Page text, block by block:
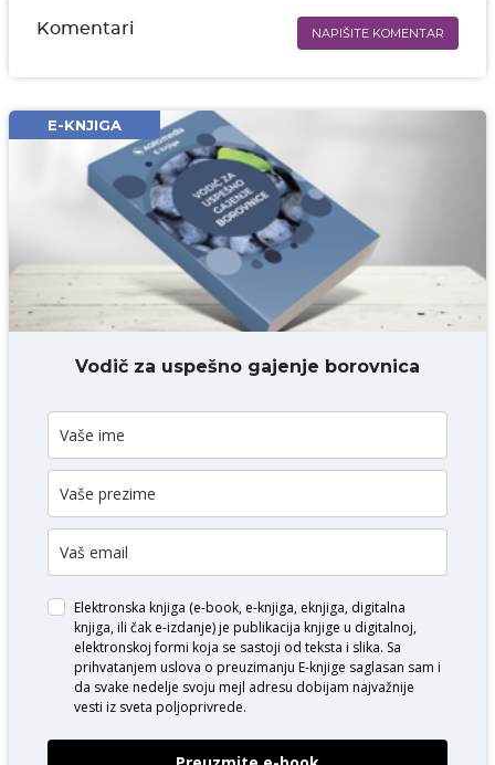
Komentari NAPIŠITE KOMENTAR
Email* obavezno
Komentar* obavezno
DODAJ KOMENTAR
E-KNJIGA
Vodič za uspešno gajenje borovnica
Elektronska knjiga (e-book, e-knjiga, eknjiga, digitalna
knjiga, ili čak e-izdanje) je publikacija knjige u digitalnoj,
elektronskoj formi koja se sastoji od teksta i slika. Sa
prihvatanjem uslova o preuzimanju E-knjige saglasan sam i
da svake nedelje svoju mejl adresu dobijam najvažnije
vesti iz sveta poljoprivrede.